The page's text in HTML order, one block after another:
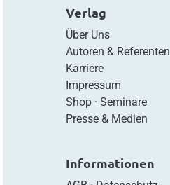
Verlag
Über Uns
Autoren & Referenten
Karriere
Impressum
Shop· Seminare
Presse & Medien
Informationen